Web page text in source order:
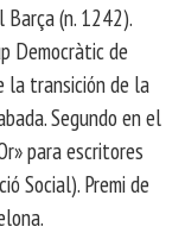
Barça (n. 1242).
Democràtic de
la transición de la
Segundo en el
para escritores
Social). Premi de